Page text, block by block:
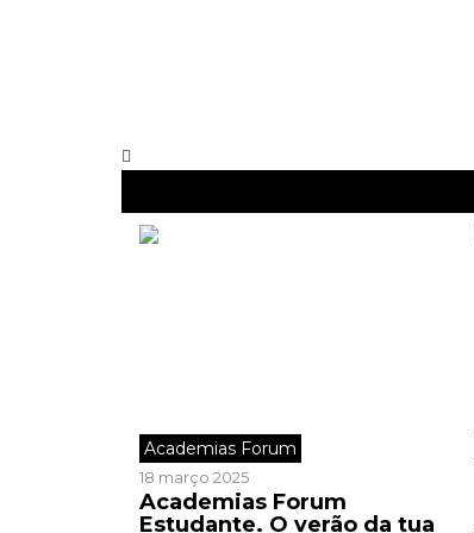
Academias Forum
18 março 2025
Academias Forum
Estudante. O verão da tua